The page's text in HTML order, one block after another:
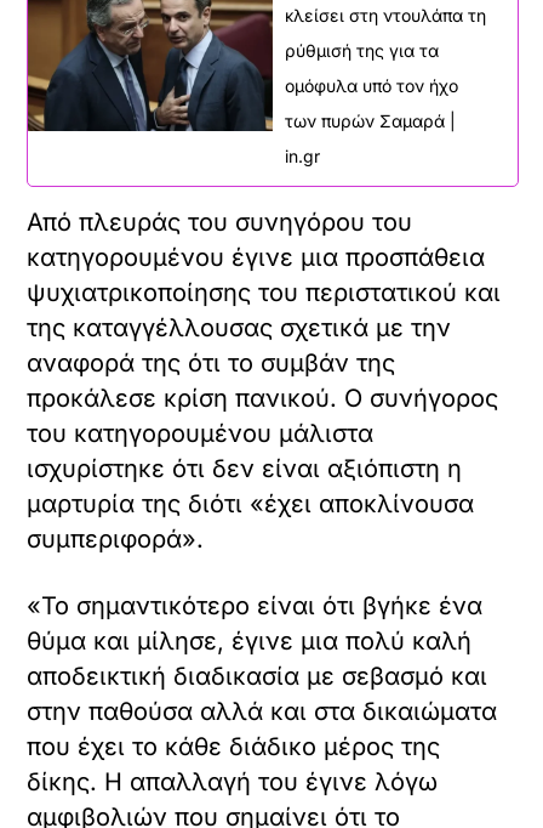
κλείσει στη ντουλάπα τη
ρύθμισή της για τα
ομόφυλα υπό τον ήχο
των πυρών Σαμαρά |
in.gr
Από πλευράς του συνηγόρου του
κατηγορουμένου έγινε μια προσπάθεια
ψυχιατρικοποίησης του περιστατικού και
της καταγγέλλουσας σχετικά με την
αναφορά της ότι το συμβάν της
προκάλεσε κρίση πανικού. Ο συνήγορος
του κατηγορουμένου μάλιστα
ισχυρίστηκε ότι δεν είναι αξιόπιστη η
μαρτυρία της διότι «έχει αποκλίνουσα
συμπεριφορά».
«Το σημαντικότερο είναι ότι βγήκε ένα
θύμα και μίλησε, έγινε μια πολύ καλή
αποδεικτική διαδικασία με σεβασμό και
στην παθούσα αλλά και στα δικαιώματα
που έχει το κάθε διάδικο μέρος της
δίκης. Η απαλλαγή του έγινε λόγω
αμφιβολιών που σημαίνει ότι το